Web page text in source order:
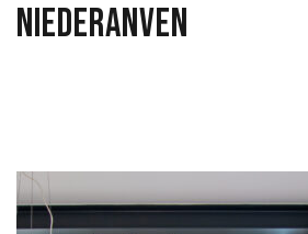
NIEDERANVEN